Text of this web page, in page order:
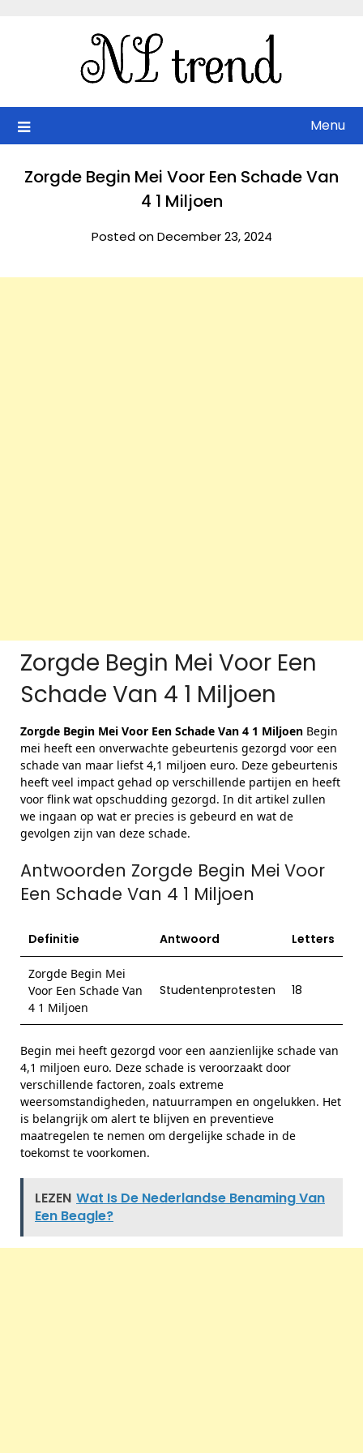
Menu
Zorgde Begin Mei Voor Een Schade Van
4 1 Miljoen
Posted on December 23, 2024
Zorgde Begin Mei Voor Een
Schade Van 4 1 Miljoen
Zorgde Begin Mei Voor Een Schade Van 4 1 Miljoen Begin
mei heeft een onverwachte gebeurtenis gezorgd voor een
schade van maar liefst 4,1 miljoen euro. Deze gebeurtenis
heeft veel impact gehad op verschillende partijen en heeft
voor flink wat opschudding gezorgd. In dit artikel zullen
we ingaan op wat er precies is gebeurd en wat de
gevolgen zijn van deze schade.
Antwoorden Zorgde Begin Mei Voor
Een Schade Van 4 1 Miljoen
Definitie Antwoord Letters
Zorgde Begin Mei
Voor Een Schade Van
4 1 Miljoen
Studentenprotesten 18
Begin mei heeft gezorgd voor een aanzienlijke schade van
4,1 miljoen euro. Deze schade is veroorzaakt door
verschillende factoren, zoals extreme
weersomstandigheden, natuurrampen en ongelukken. Het
is belangrijk om alert te blijven en preventieve
maatregelen te nemen om dergelijke schade in de
toekomst te voorkomen.
LEZEN Wat Is De Nederlandse Benaming Van
Een Beagle?